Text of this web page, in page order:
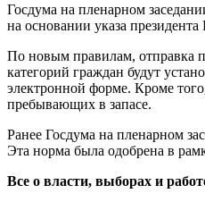
Госдума на пленарном
на основании указа
По новым правилам, отправка
категорий граждан будут
электронной форме. Кроме
пребывающих в запасе.
Ранее Госдума на пленарном
Эта норма была одобрена в
Все о власти, выборах и